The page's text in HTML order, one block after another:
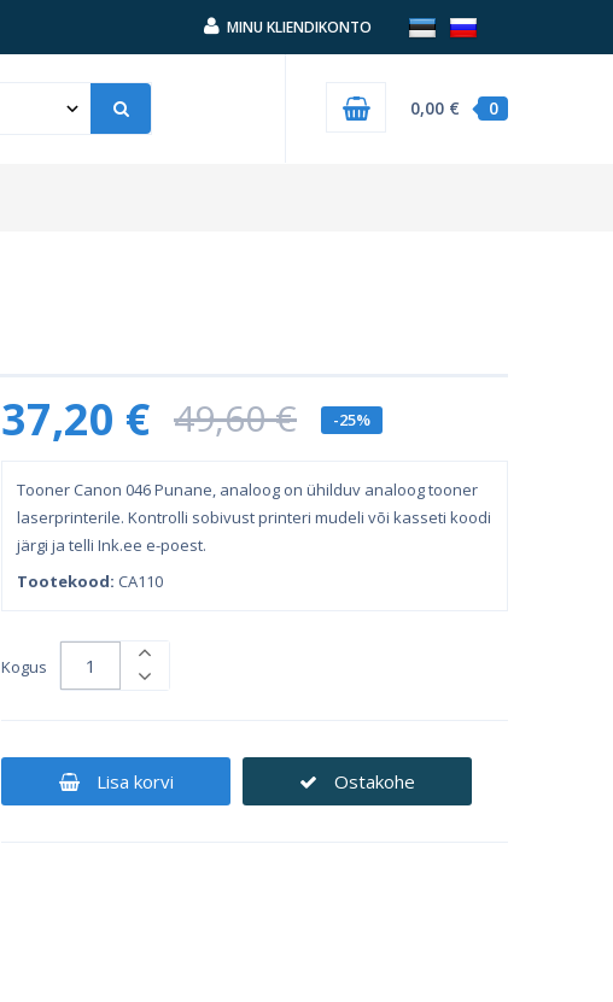
MINU KLIENDIKONTO
0
0,00 €
37,20 € 49,60 € -25%
Tooner Canon 046 Punane, analoog on ühilduv analoog tooner
laserprinterile. Kontrolli sobivust printeri mudeli või kasseti koodi
järgi ja telli Ink.ee e-poest.
Tootekood: CA110
Kogus
Lisa korvi Ostakohe